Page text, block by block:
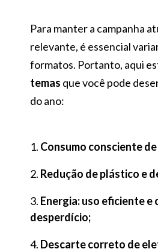
Para manter a campanha
relevante, é essencial
formatos. Portanto, aqui
temas que você pode
do ano:
Consumo consciente
Redução de plástico e
Energia: uso eficiente e
desperdício;
Descarte correto de